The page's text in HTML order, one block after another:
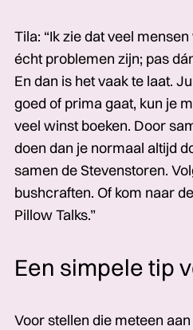
Tila: “Ik zie dat veel
écht problemen zijn; pas
En dan is het vaak te laat.
goed of prima gaat, kun je
veel winst boeken. Door
doen dan je normaal altijd
samen de Stevenstoren.
bushcraften. Of kom naar
Pillow Talks.”
Een simpele tip
Voor stellen die meteen